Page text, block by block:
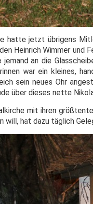
hatte jetzt übrigens
Heinrich Wimmer und
an die
war ein kleines,
sein neues Ohr
über dieses nette
mit ihren
will, hat dazu täglich